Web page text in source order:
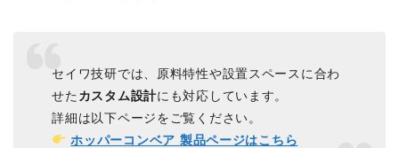
セイワ技研では、原料特性や設置スペースに合わ
せた カスタム設計にも対応しています。
詳細は以下ページをご覧ください。
ホッパーコンベア 製品ページはこちら